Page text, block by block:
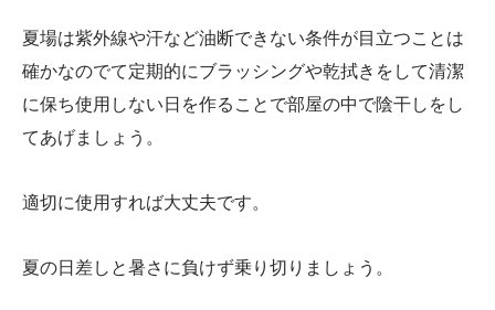
夏場は紫外線や汗など油断できない条件が目立つことは
確かなのでて定期的にブラッシングや乾拭きをして清潔
に保ち使用しない日を作ることで部屋の中で陰干しをし
てあげましょう。
適切に使用すれば大丈夫です。
夏の日差しと暑さに負けず乗り切りましょう。